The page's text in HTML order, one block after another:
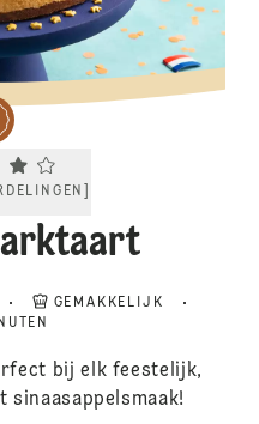
rating 4.0. Click to rate.
GEMAKKELIJK
bij elk feestelijk,
sinaasappelsmaak!